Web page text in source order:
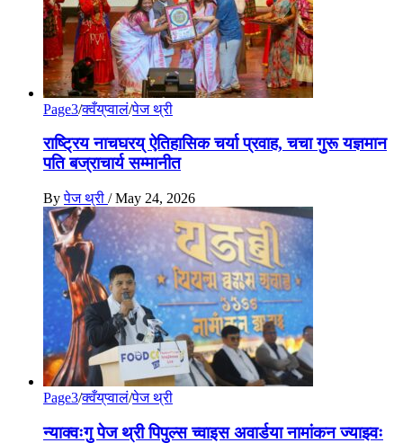
Page3/क्वँय्‌प्वालं/पेज थ्री
राष्ट्रिय नाचघरय् ऐतिहासिक चर्या प्रवाह, चचा गुरू यज्ञमान
पति बज्राचार्य सम्मानीत
By पेज थ्री / May 24, 2026
Page3/क्वँय्‌प्वालं/पेज थ्री
न्याक्वःगु पेज थ्री पिपुल्स च्वाइस अवार्डया नामांकन ज्याझ्वः